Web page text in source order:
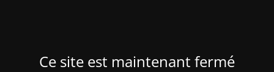
Ce site est maintenant fermé